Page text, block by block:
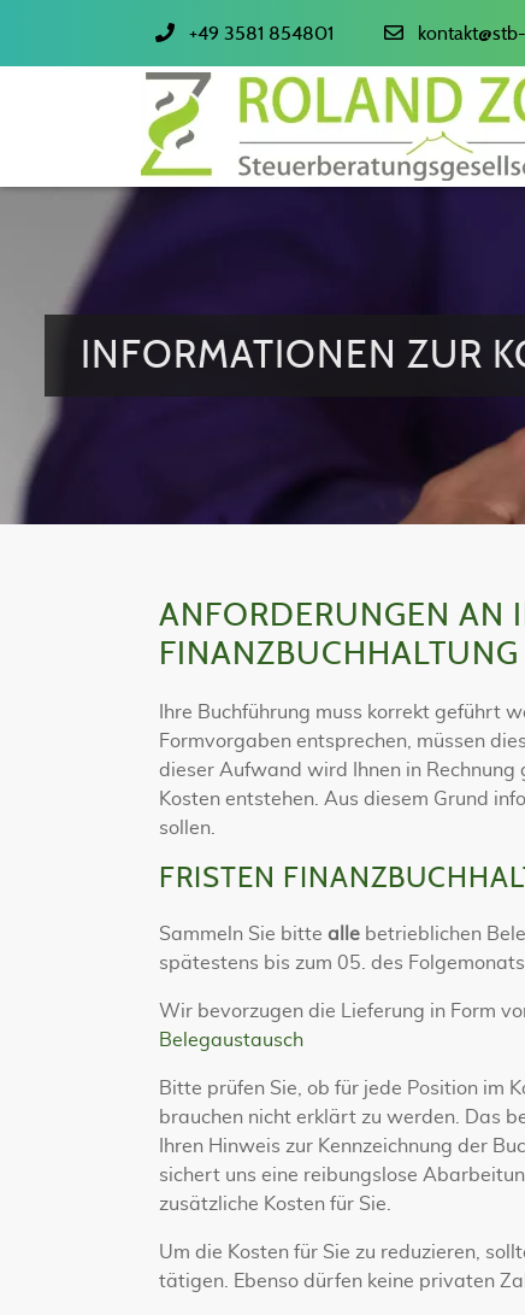
+49 3581 854801
INFORMATIONEN ZUR
ANFORDERUNGEN AN
FINANZBUCHHALTUNG
Ihre Buchführung muss korrekt geführt
Formvorgaben entsprechen, müssen
dieser Aufwand wird Ihnen in
Kosten entstehen. Aus diesem Grund
sollen.
FRISTEN
Sammeln Sie bitte alle betrieblichen
spätestens bis zum 05. des Folgemonats
Wir bevorzugen die Lieferung in Form
Belegaustausch
Bitte prüfen Sie, ob für jede Position im
brauchen nicht erklärt zu werden. Das
Ihren Hinweis zur Kennzeichnung der
sichert uns eine reibungslose
zusätzliche Kosten für Sie.
Um die Kosten für Sie zu reduzieren,
tätigen. Ebenso dürfen keine privaten